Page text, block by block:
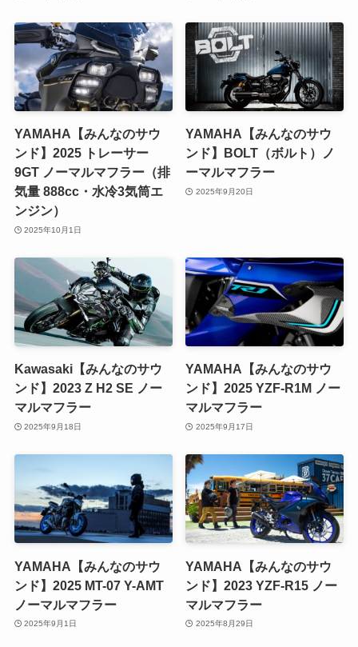
YAMAHA【みんなのサウ
ンド】2025 トレーサー
9GT ノーマルマフラー（排
気量 888cc・水冷3気筒エ
ンジン）
2025年10月1日
YAMAHA【みんなのサウ
ンド】BOLT（ボルト）ノ
ーマルマフラー
2025年9月20日
Kawasaki【みんなのサウ
ンド】2023 Z H2 SE ノー
マルマフラー
2025年9月18日
YAMAHA【みんなのサウ
ンド】2025 YZF-R1M ノー
マルマフラー
2025年9月17日
YAMAHA【みんなのサウ
ンド】2025 MT-07 Y-AMT
ノーマルマフラー
2025年9月1日
YAMAHA【みんなのサウ
ンド】2023 YZF-R15 ノー
マルマフラー
2025年8月29日